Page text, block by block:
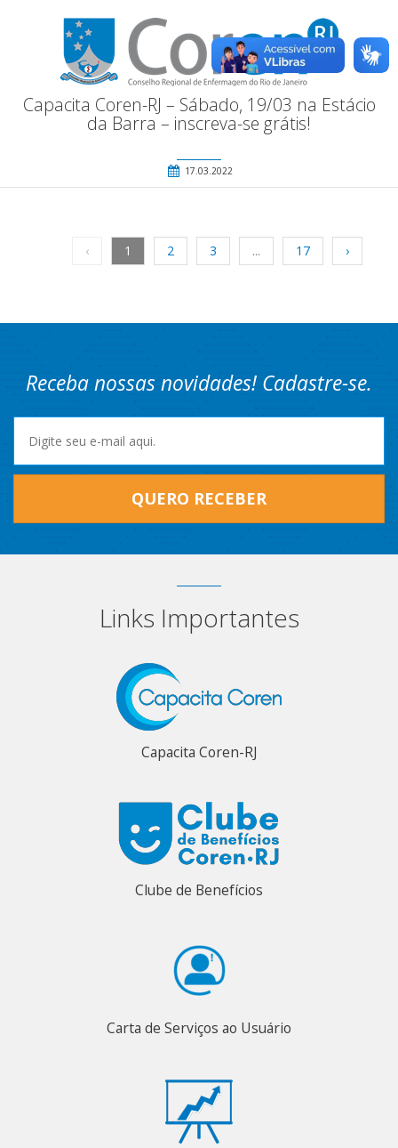
Capacita Coren-RJ – Sábado, 19/03 na Estácio
da Barra – inscreva-se grátis!
17.03.2022
‹ 1 2 3 ... 17 ›
Receba nossas novidades! Cadastre-se.
QUERO RECEBER
Links Importantes
Capacita Coren-RJ
Clube de Benefícios
Carta de Serviços ao Usuário